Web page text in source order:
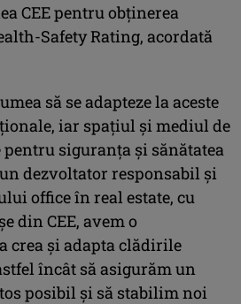
CEE pentru obținerea
Safety Rating, acordată
să se adapteze la aceste
iar spațiul și mediul de
siguranța și sănătatea
dezvoltator responsabil și
office în real estate, cu
din CEE, avem o
crea și adapta clădirile
încât să asigurăm un
posibil și să stabilim noi